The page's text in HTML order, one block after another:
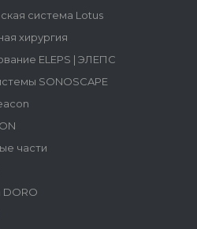
система Lotus
хирургия
ELEPS | ЭЛЕПС
SONOSCAPE
части